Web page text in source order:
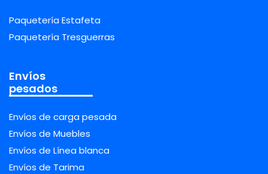
Paquetería Estafeta
Paquetería Tresguerras
Envíos
pesados
Envíos de carga pesada
Envíos de Muebles
Envíos de Línea blanca
Envíos de Tarima